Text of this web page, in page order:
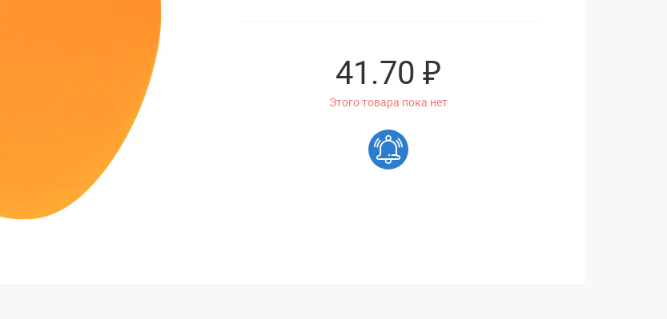
41.70 ₽
Этого товара пока нет